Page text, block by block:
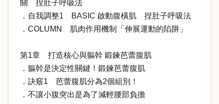
關 捏肚子呼吸法
．自我調整1 BASIC 啟動腹橫肌 捏肚子呼吸法
．COLUMN 肌肉作用機制「伸展運動的陷阱」
第1章 打造核心與軀幹 鍛鍊芭蕾腹肌
．軀幹是決定性關鍵！鍛鍊芭蕾腹肌
．訣竅1 芭蕾腹肌分為2個組別！
．不讓小腹突出是為了減輕腰部負擔